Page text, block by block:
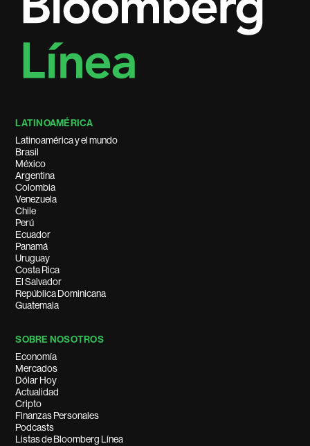
LATINOAMÉRICA
Latinoamérica y el mundo
Brasil
México
Argentina
Colombia
Venezuela
Chile
Perú
Ecuador
Panamá
Uruguay
Costa Rica
El Salvador
República Dominicana
Guatemala
SOBRE NOSOTROS
Economía
Mercados
Dólar Hoy
Actualidad
Cripto
Finanzas Personales
Podcasts
Listas de Bloomberg Línea